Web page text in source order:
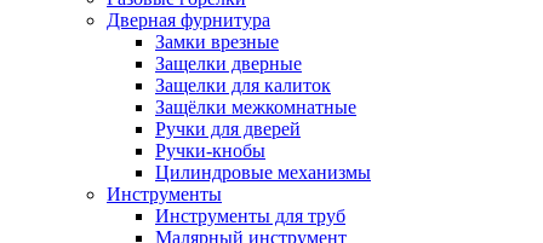
Дверная фурнитура
Замки врезные
Защелки дверные
Защелки для калиток
Защёлки межкомнатные
Ручки для дверей
Ручки-кнобы
Цилиндровые механизмы
Инструменты
Инструменты для труб
Малярный инструмент